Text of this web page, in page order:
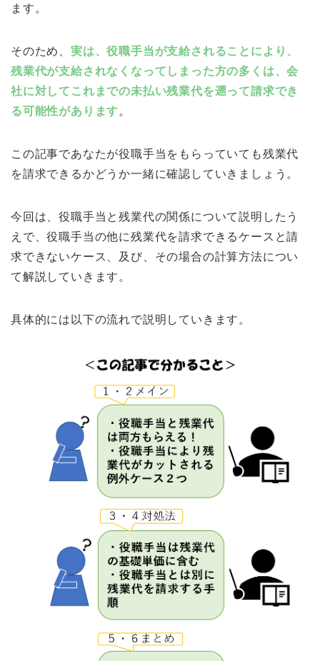
ます。
そのため、 実は、役職手当が支給されることにより、
残業代が支給されなくなってしまった方の多くは、会
社に対してこれまでの未払い残業代を遡って請求でき
る可能性があります。
この記事であなたが役職手当をもらっていても残業代
を請求できるかどうか一緒に確認していきましょう。
今回は、役職手当と残業代の関係について説明したう
えで、役職手当の他に残業代を請求できるケースと請
求できないケース、及び、その場合の計算方法につい
て解説していきます。
具体的には以下の流れで説明していきます。